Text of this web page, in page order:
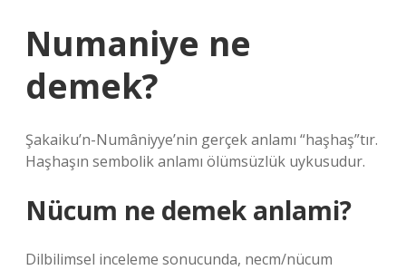
Numaniye ne
demek?
Şakaiku’n-Numâniyye’nin gerçek anlamı “haşhaş”tır.
Haşhaşın sembolik anlamı ölümsüzlük uykusudur.
Nücum ne demek anlami?
Dilbilimsel inceleme sonucunda, necm/nücum